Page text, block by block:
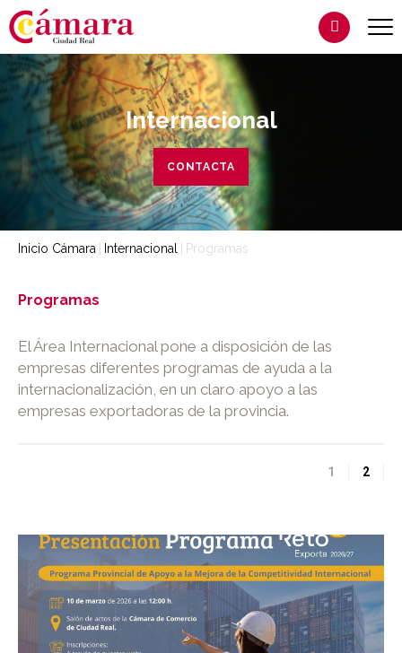
Internacional
CONTACTA
Inicio Cámara Internacional Programas
Programas
El Área Internacional pone a disposición de las
empresas diferentes programas de ayuda a la
internacionalización, en un claro apoyo a las
empresas exportadoras de la provincia.
1 2